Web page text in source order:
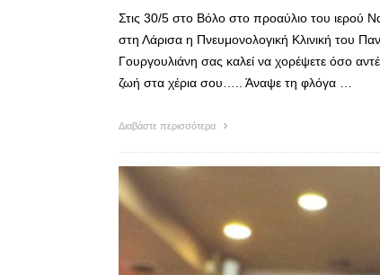
Στις 30/5 στο Βόλο στο προαύλιο του ιερού
στη Λάρισα η Πνευμονολογική Κλινική του
Γουργουλιάνη σας καλεί να χορέψετε όσο
ζωή στα χέρια σου….. Άναψε τη φλόγα …
Διαβάστε περισσότερα